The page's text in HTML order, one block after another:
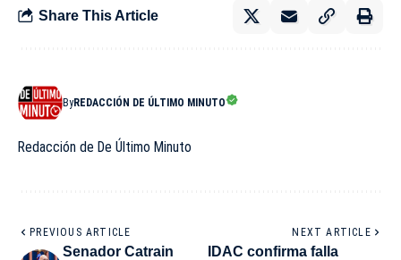
Share This Article
ByREDACCIÓN DE ÚLTIMO MINUTO
Redacción de De Último Minuto
PREVIOUS ARTICLE
Senador Catrain
NEXT ARTICLE
IDAC confirma falla